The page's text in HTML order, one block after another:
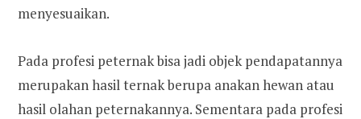
menyesuaikan.
Pada profesi peternak bisa jadi objek pendapatannya
merupakan hasil ternak berupa anakan hewan atau
hasil olahan peternakannya. Sementara pada profesi